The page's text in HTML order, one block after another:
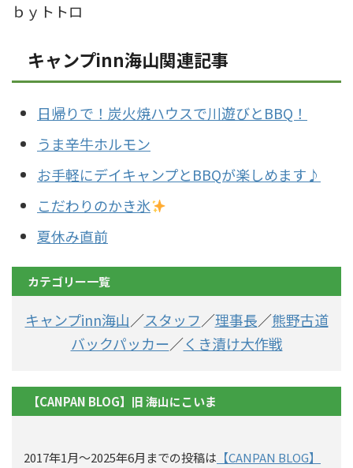
ｂｙトトロ
キャンプinn海山関連記事
日帰りで！炭火焼ハウスで川遊びとBBQ！
うま辛牛ホルモン
お手軽にデイキャンプとBBQが楽しめます♪
こだわりのかき氷
夏休み直前
カテゴリー一覧
キャンプinn海山／スタッフ／理事長／熊野古道
バックパッカー／くき漬け大作戦
【CANPAN BLOG】旧 海山にこいま
2017年1月〜2025年6月までの投稿は 【CANPAN BLOG】